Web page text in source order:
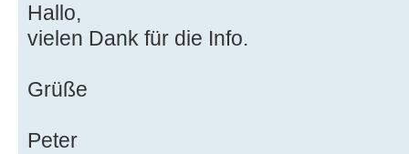
Hallo,
vielen Dank für die Info.
Grüße
Peter